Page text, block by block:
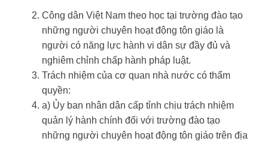
Công dân Việt Nam theo học tại trường đào tạo
những người chuyên hoạt động tôn giáo là
người có năng lực hành vi dân sự đầy đủ và
nghiêm chỉnh chấp hành pháp luật.
Trách nhiệm của cơ quan nhà nước có thẩm
quyền:
a) Ủy ban nhân dân cấp tỉnh chịu trách nhiệm
quản lý hành chính đối với trường đào tạo
những người chuyên hoạt động tôn giáo trên địa